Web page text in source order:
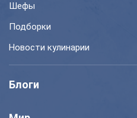
Шефы
Подборки
Новости кулинарии
Блоги